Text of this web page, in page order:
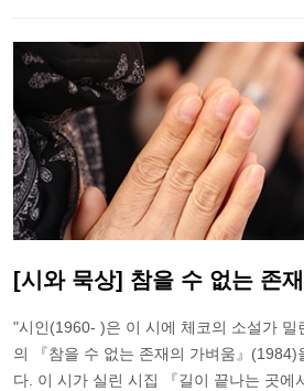
[시와 묵상] 참을 수 없는 존
"시인(1960- )은 이 시에 체코의 소설가
의 『참을 수 없는 존재의 가벼움』(1984)
다. 이 시가 실린 시집 『길이 끝나는 곳에